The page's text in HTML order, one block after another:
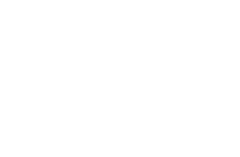
bumbacul și mătasea, fiind o alegere
pereții trebuie pregătiți corespunzător. Deteriorările